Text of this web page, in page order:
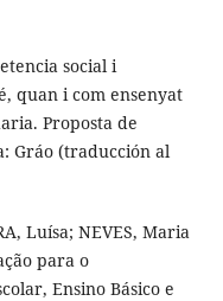
social i
quan i com ensenyat
Proposta de
Gráo (traducción al
Luísa; NEVES, Maria
para o
Ensino Básico e